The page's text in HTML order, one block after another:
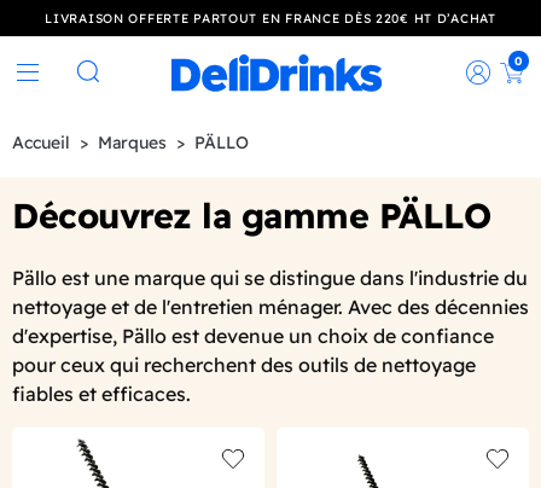
LIVRAISON OFFERTE PARTOUT EN FRANCE DÈS 220€ HT D’ACHAT
Rechercher
0
Accueil Marques PÄLLO
Découvrez la gamme PÄLLO
Pällo est une marque qui se distingue dans l'industrie du
nettoyage et de l'entretien ménager. Avec des décennies
d'expertise, Pällo est devenue un choix de confiance
pour ceux qui recherchent des outils de nettoyage
fiables et efficaces.